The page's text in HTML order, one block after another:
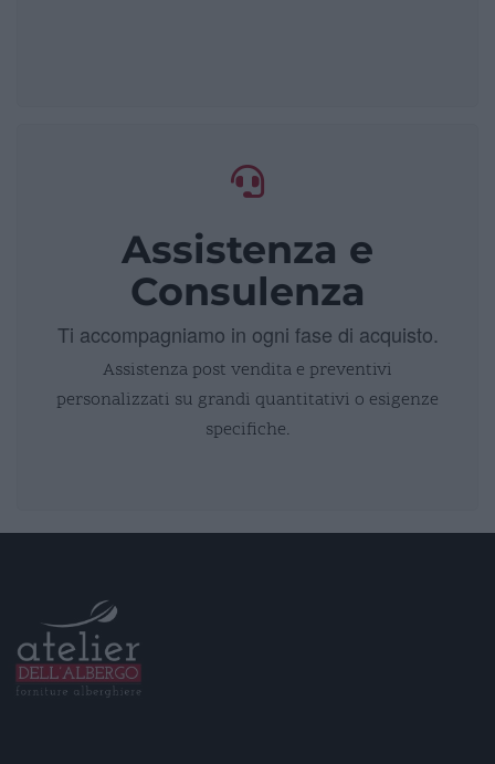
Assistenza e
Consulenza
Ti accompagniamo in ogni fase di acquisto.
Assistenza post vendita e preventivi
personalizzati su grandi quantitativi o esigenze
specifiche.